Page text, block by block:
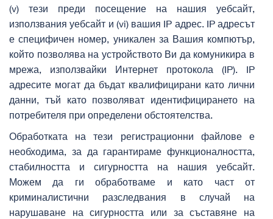
(v) тези преди посещение на нашия уебсайт,
използвания уебсайт и (vi) вашия IP адрес. IP адресът
е специфичен номер, уникален за Вашия компютър,
който позволява на устройството Ви да комуникира в
мрежа, използвайки Интернет протокола (IP). IP
адресите могат да бъдат квалифицирани като лични
данни, тъй като позволяват идентифицирането на
потребителя при определени обстоятелства.
Обработката на тези регистрационни файлове е
необходима, за да гарантираме функционалността,
стабилността и сигурността на нашия уебсайт.
Можем да ги обработваме и като част от
криминалистични разследвания в случай на
нарушаване на сигурността или за съставяне на